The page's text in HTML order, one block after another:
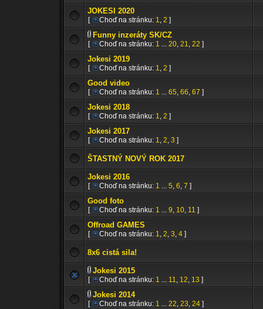
JOKESI 2020
[ Choď na stránku: 1, 2 ]
Funny inzeráty SK/CZ
[ Choď na stránku: 1 ... 20, 21, 22 ]
Jokesi 2019
[ Choď na stránku: 1, 2 ]
Good video
[ Choď na stránku: 1 ... 65, 66, 67 ]
Jokesi 2018
[ Choď na stránku: 1, 2 ]
Jokesi 2017
[ Choď na stránku: 1, 2, 3 ]
ŠTASTNÝ NOVÝ ROK 2017
Jokesi 2016
[ Choď na stránku: 1 ... 5, 6, 7 ]
Good foto
[ Choď na stránku: 1 ... 9, 10, 11 ]
Offroad GAMES
[ Choď na stránku: 1, 2, 3, 4 ]
8x6 cistá sila!
Jokesi 2015
[ Choď na stránku: 1 ... 11, 12, 13 ]
Jokesi 2014
[ Choď na stránku: 1 ... 22, 23, 24 ]